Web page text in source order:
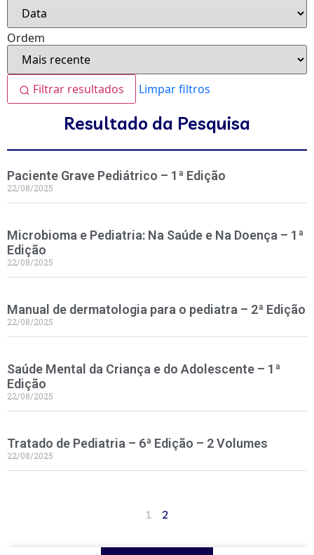
Ordem
Filtrar resultados Limpar filtros
Resultado da Pesquisa
Paciente Grave Pediátrico – 1ª Edição
22/08/2025
Microbioma e Pediatria: Na Saúde e Na Doença – 1ª
Edição
22/08/2025
Manual de dermatologia para o pediatra – 2ª Edição
22/08/2025
Saúde Mental da Criança e do Adolescente – 1ª
Edição
22/08/2025
Tratado de Pediatria – 6ª Edição – 2 Volumes
22/08/2025
1 2